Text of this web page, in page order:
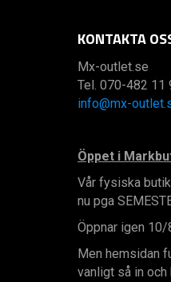
KONTAKTA
Mx-outlet.se
Tel. 070-482 11
info@mx-
Öppet i
Vår fysiska
nu pga
Öppnar igen 10/
Men hemsidan
vanligt så in och